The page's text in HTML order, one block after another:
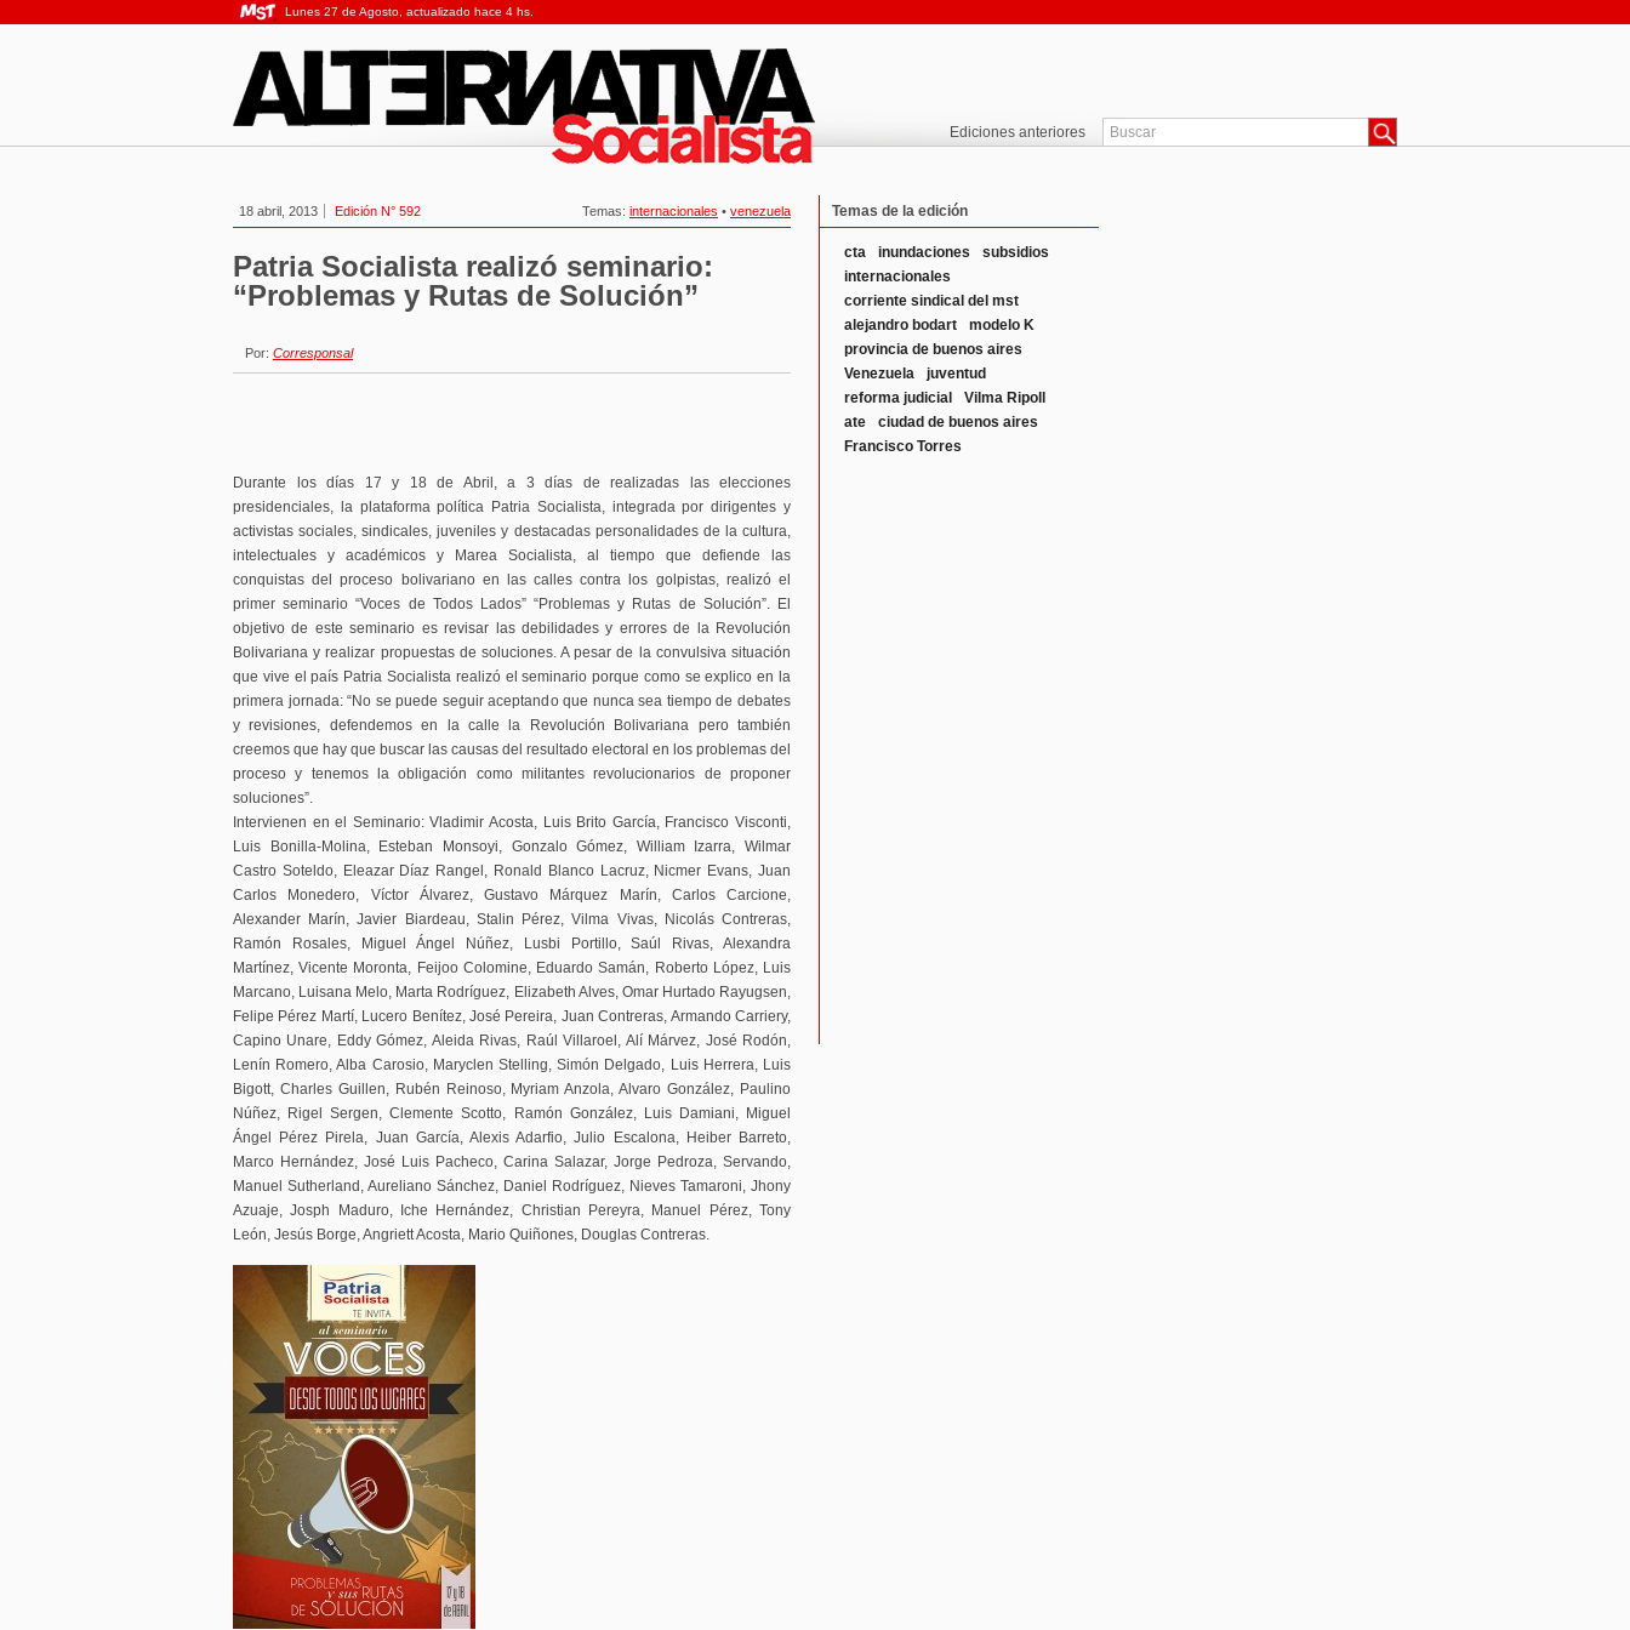
Lunes 27 de Agosto, actualizado hace 4 hs.
Ediciones anteriores
18 abril, 2013 Edición N° 592 Temas: internacionales • venezuela
Patria Socialista realizó seminario:
“Problemas y Rutas de Solución”
Por: Corresponsal
Durante los días 17 y 18 de Abril, a 3 días de realizadas las elecciones
presidenciales, la plataforma política Patria Socialista, integrada por dirigentes y
activistas sociales, sindicales, juveniles y destacadas personalidades de la cultura,
intelectuales y académicos y Marea Socialista, al tiempo que defiende las
conquistas del proceso bolivariano en las calles contra los golpistas, realizó el
primer seminario “Voces de Todos Lados” “Problemas y Rutas de Solución”. El
objetivo de este seminario es revisar las debilidades y errores de la Revolución
Bolivariana y realizar propuestas de soluciones. A pesar de la convulsiva situación
que vive el país Patria Socialista realizó el seminario porque como se explico en la
primera jornada: “No se puede seguir aceptando que nunca sea tiempo de debates
y revisiones, defendemos en la calle la Revolución Bolivariana pero también
creemos que hay que buscar las causas del resultado electoral en los problemas del
proceso y tenemos la obligación como militantes revolucionarios de proponer
soluciones”.
Intervienen en el Seminario: Vladimir Acosta, Luis Brito García, Francisco Visconti,
Luis Bonilla-Molina, Esteban Monsoyi, Gonzalo Gómez, William Izarra, Wilmar
Castro Soteldo, Eleazar Díaz Rangel, Ronald Blanco Lacruz, Nicmer Evans, Juan
Carlos Monedero, Víctor Álvarez, Gustavo Márquez Marín, Carlos Carcione,
Alexander Marín, Javier Biardeau, Stalin Pérez, Vilma Vivas, Nicolás Contreras,
Ramón Rosales, Miguel Ángel Núñez, Lusbi Portillo, Saúl Rivas, Alexandra
Martínez, Vicente Moronta, Feijoo Colomine, Eduardo Samán, Roberto López, Luis
Marcano, Luisana Melo, Marta Rodríguez, Elizabeth Alves, Omar Hurtado Rayugsen,
Felipe Pérez Martí, Lucero Benítez, José Pereira, Juan Contreras, Armando Carriery,
Capino Unare, Eddy Gómez, Aleida Rivas, Raúl Villaroel, Alí Márvez, José Rodón,
Lenín Romero, Alba Carosio, Maryclen Stelling, Simón Delgado, Luis Herrera, Luis
Bigott, Charles Guillen, Rubén Reinoso, Myriam Anzola, Alvaro González, Paulino
Núñez, Rigel Sergen, Clemente Scotto, Ramón González, Luis Damiani, Miguel
Ángel Pérez Pirela, Juan García, Alexis Adarfio, Julio Escalona, Heiber Barreto,
Marco Hernández, José Luis Pacheco, Carina Salazar, Jorge Pedroza, Servando,
Manuel Sutherland, Aureliano Sánchez, Daniel Rodríguez, Nieves Tamaroni, Jhony
Azuaje, Josph Maduro, Iche Hernández, Christian Pereyra, Manuel Pérez, Tony
León, Jesús Borge, Angriett Acosta, Mario Quiñones, Douglas Contreras.
Temas de la edición
cta inundaciones
subsidios
internacionales
corriente sindical del mst
alejandro bodart
modelo K
provincia de buenos aires
Venezuela
juventud
reforma judicial
Vilma Ripoll
ate
ciudad de buenos aires
Francisco Torres